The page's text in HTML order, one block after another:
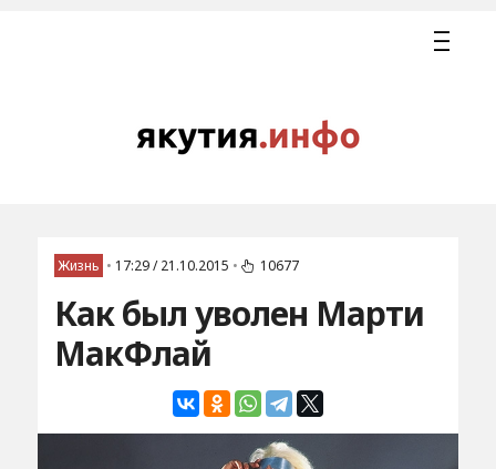
Жизнь • 17:29 / 21.10.2015 • 10677
Как был уволен Марти
МакФлай